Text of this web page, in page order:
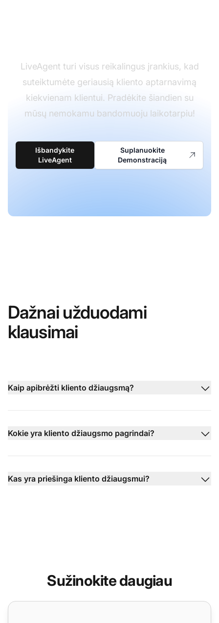
LiveAgent turi visus reikalingus įrankius, kad
suteiktumėte geriausią kliento aptarnavimą
kiekvienam klientui. Pradėkite šiandien su
mūsų nemokamu bandomuoju laikotarpiu!
Išbandykite
LiveAgent
Suplanuokite
Demonstraciją
Dažnai užduodami
klausimai
Kaip apibrėžti kliento džiaugsmą?
Kokie yra kliento džiaugsmo pagrindai?
Kas yra priešinga kliento džiaugsmui?
Sužinokite daugiau
Kliento sėkmės programinė įranga | LiveAgent